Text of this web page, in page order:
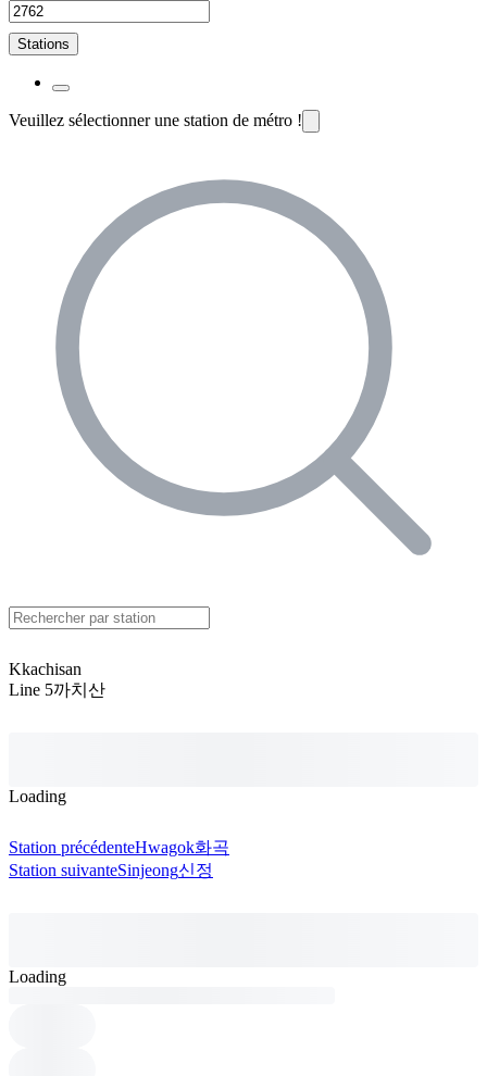
Stations
Veuillez sélectionner une station de métro !
Kkachisan
Line 5까치산
Loading
Station précédenteHwagok화곡
Station suivanteSinjeong신정
Loading